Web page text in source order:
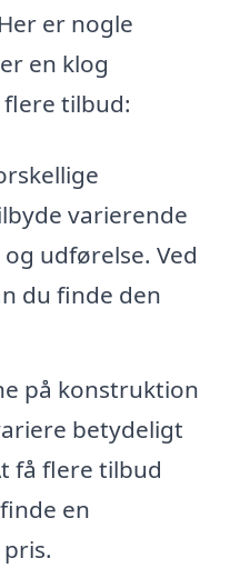
er nogle
en klog
tilbud:
varierende
udførelse. Ved
du finde den
på konstruktion
betydeligt
få flere tilbud
en